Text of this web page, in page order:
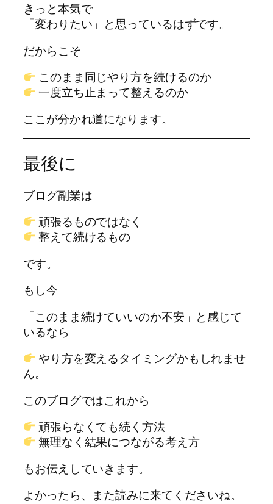
きっと本気で
「変わりたい」と思っているはずです。
だからこそ
このまま同じやり方を続けるのか
一度立ち止まって整えるのか
ここが分かれ道になります。
最後に
ブログ副業は
頑張るものではなく
整えて続けるもの
です。
もし今
「このまま続けていいのか不安」と感じて
いるなら
やり方を変えるタイミングかもしれませ
ん。
このブログではこれから
頑張らなくても続く方法
無理なく結果につながる考え方
もお伝えしていきます。
よかったら、また読みに来てくださいね。